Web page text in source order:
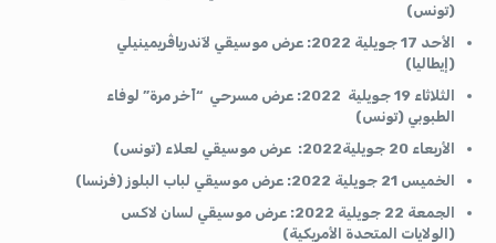
(تونس)
الأحد 17 جويلية 2022: عرض موسيقي لآندرياڤريمينيلي
(إيطاليا)
الثلاثاء 19 جويلية 2022: عرض مسرحي “آخر مرة” لوفاء
الطبوبي (تونس)
الأربعاء 20 جويلية2022: عرض موسيقي لعلاء (تونس)
الخميس 21 جويلية 2022: عرض موسيقي لباب البلوز (فرنسا)
الجمعة 22 جويلية 2022: عرض موسيقي لسان لاكس
(الولايات المتحدة الأمريكية)